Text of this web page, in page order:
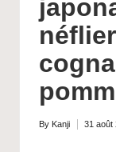
e
r
-
G
u
Posted
By Kanji 31 août